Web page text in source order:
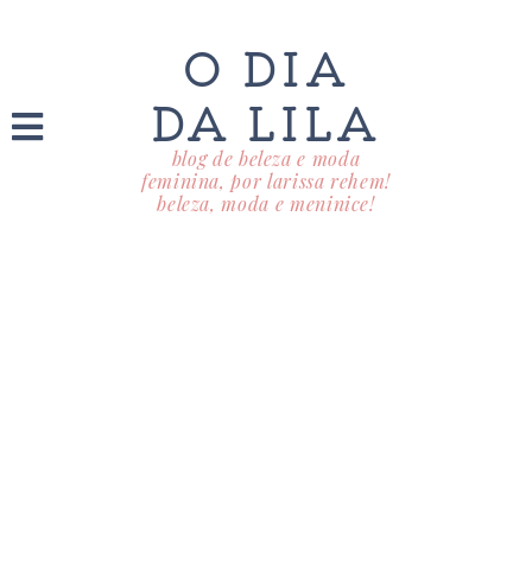
O DIA
DA LILA
blog de beleza e moda
feminina, por larissa rehem!
beleza, moda e meninice!